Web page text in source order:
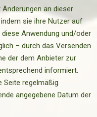
an dieser
sie ihre Nutzer auf
Anwendung und/oder
– durch das Versenden
der dem Anbieter zur
informiert.
Seite regelmäßig
angegebene Datum der